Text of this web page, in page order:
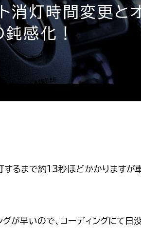
灯時間変更とオ
鈍感化！
るまで約13秒ほどかかりますが
が早いので、コーディングにて日